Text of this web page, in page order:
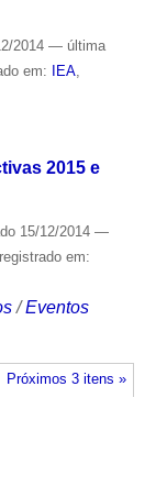
2014 — última
em: IEA,
2015 e
15/12/2014 —
em:
/Eventos
Próximos 3 itens »